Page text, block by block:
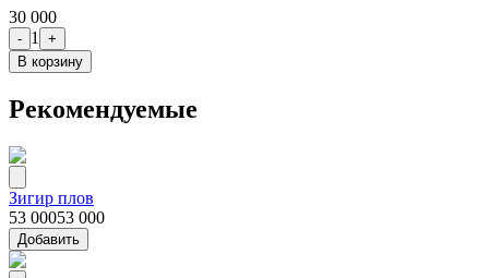
30 000
- 1
+
В корзину
Рекомендуемые
Зигир плов
53 00053 000
Добавить